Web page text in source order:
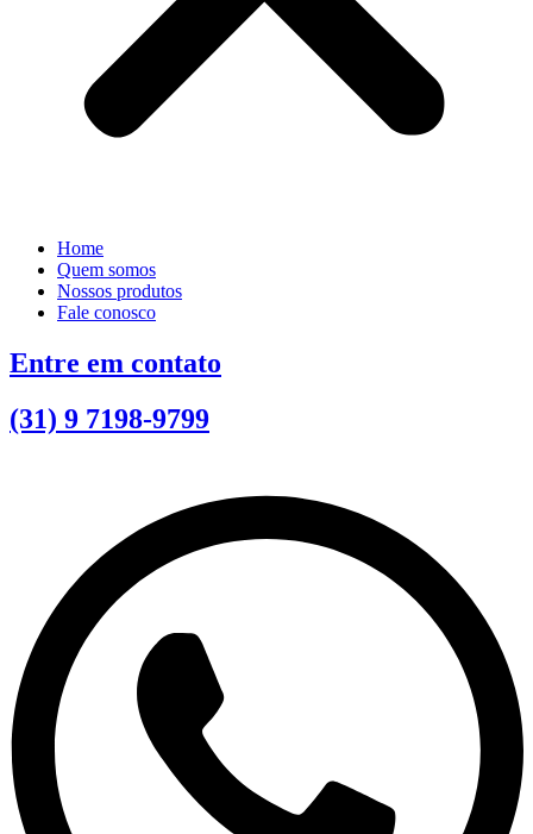
Home
Quem somos
Nossos produtos
Fale conosco
Entre em contato
(31) 9 7198-9799